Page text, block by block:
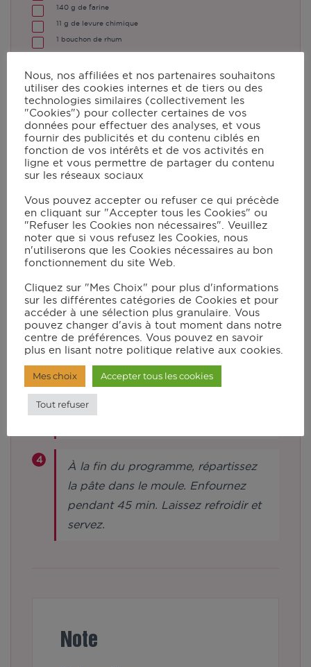
140 g de farine
11 g de levure chimique
1 bouchon de rhum
Instructions
Préchauffez le four à 180°C (th.6).
Épluchez les pommes, coupez-les
en lamelles et répartissez-les dans le
moule.
Dans le robot muni du couteau pour
pétrir/concasser, mettez le beurre
coupé en cubes et faites-le fondre
en vitesse 4 à 70°C pendant 5 min.
Utilisez un peu de beurre fondu
pour badigeonner le fond d’un
moule à manqué à l’aide d’un
À la fin du programme, répartissez
la pâte dans le moule. Enfournez
pendant 45 min. Laissez refroidir et
servez.
Note
Nous, nos affiliées et nos partenaires souhaitons
utiliser des cookies internes et de tiers ou des
technologies similaires (collectivement les
"Cookies") pour collecter certaines de vos
données pour effectuer des analyses, et vous
fournir des publicités et du contenu ciblés en
fonction de vos intérêts et de vos activités en
ligne et vous permettre de partager du contenu
sur les réseaux sociaux
Vous pouvez accepter ou refuser ce qui précède
en cliquant sur "Accepter tous les Cookies" ou
"Refuser les Cookies non nécessaires". Veuillez
noter que si vous refusez les Cookies, nous
n'utiliserons que les Cookies nécessaires au bon
fonctionnement du site Web.
Cliquez sur "Mes Choix" pour plus d'informations
sur les différentes catégories de Cookies et pour
accéder à une sélection plus granulaire. Vous
pouvez changer d'avis à tout moment dans notre
centre de préférences. Vous pouvez en savoir
plus en lisant notre politique relative aux cookies.
Mes choix Accepter tous les cookies
Tout refuser